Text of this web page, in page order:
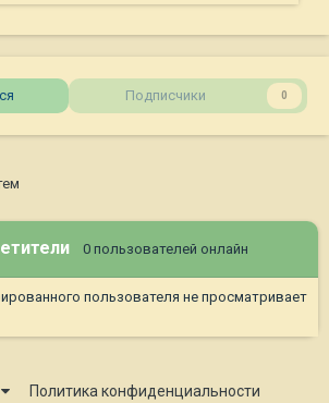
Подписчики 0
0 пользователей онлайн
пользователя не просматривает
Политика конфиденциальности